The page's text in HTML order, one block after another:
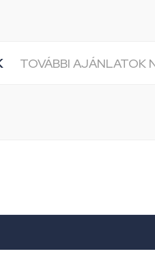
TOVÁBBI AJÁNLATOK